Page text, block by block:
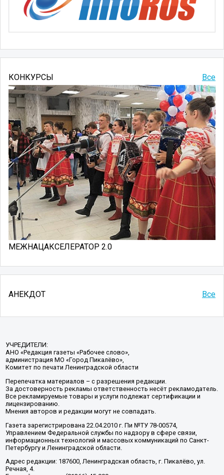
Все
КОНКУРСЫ
МЕЖНАЦАКСЕЛЕРАТОР 2.0
АНЕКДОТ Все
УЧРЕДИТЕЛИ:
АНО «Редакция газеты «Рабочее слово»,
администрация МО «Город Пикалёво»,
Комитет по печати Ленинградской области
Перепечатка материалов – с разрешения редакции.
За достоверность рекламы ответственность несёт рекламодатель.
Все рекламируемые товары и услуги подлежат сертификации и
лицензированию.
Мнения авторов и редакции могут не совпадать.
Газета зарегистрирована 22.04.2010 г. Пи №ТУ 78-00574,
Управлением Федеральной службы по надзору в сфере связи,
информационных технологий и массовых коммуникаций по Санкт-
Петербургу и Ленинградской области.
Адрес редакции: 187600, Ленинградская область, г. Пикалёво, ул.
Речная, 4.